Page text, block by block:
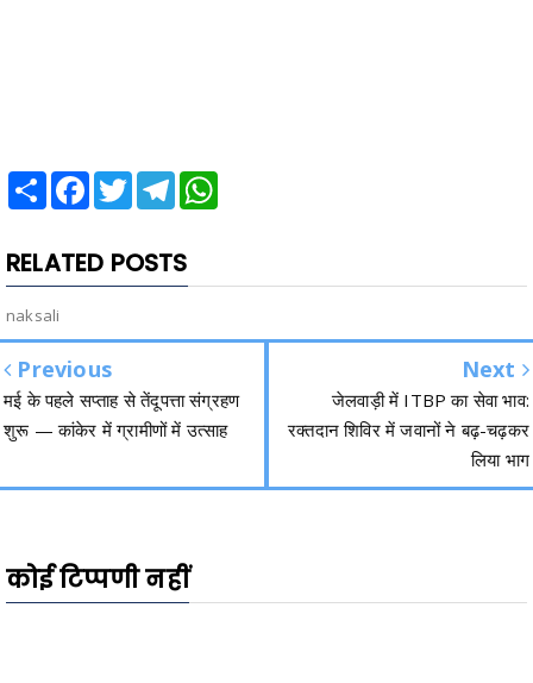
Share Facebook
TwitterTelegram
RELATED POSTS
naksali
Previous
मई के पहले सप्ताह से तेंदूपत्ता संग्रहण
शुरू — कांकेर में ग्रामीणों में उत्साह
Next
जेलवाड़ी में ITBP का सेवा भाव:
रक्तदान शिविर में जवानों ने बढ़-चढ़कर
लिया भाग
कोई टिप्पणी नहीं